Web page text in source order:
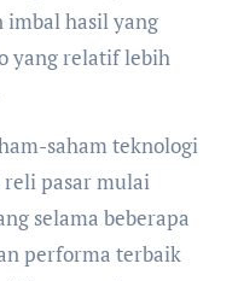
imbal hasil yang
yang relatif lebih
saham teknologi
pasar mulai
selama beberapa
performa terbaik